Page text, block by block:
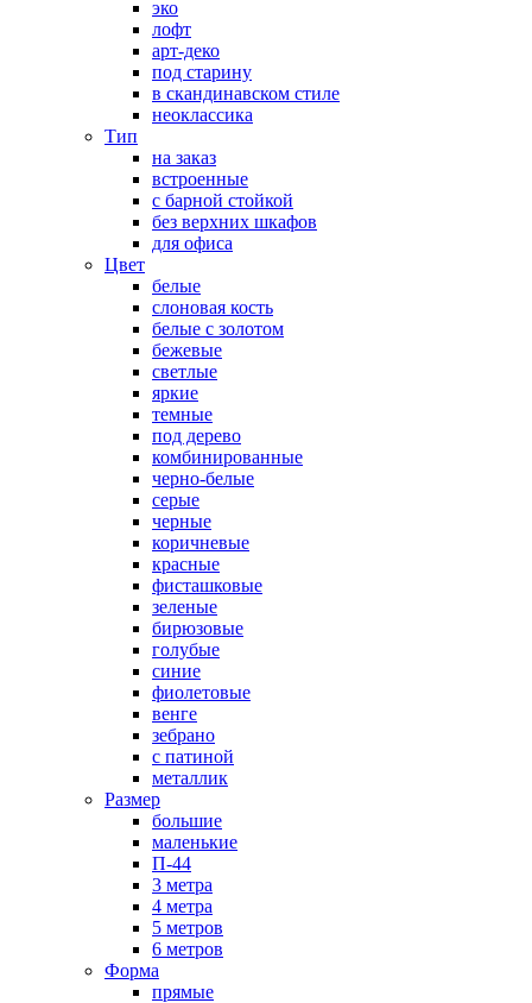
эко
лофт
арт-деко
под старину
в скандинавском стиле
неоклассика
Тип
на заказ
встроенные
с барной стойкой
без верхних шкафов
для офиса
Цвет
белые
слоновая кость
белые с золотом
бежевые
светлые
яркие
темные
под дерево
комбинированные
черно-белые
серые
черные
коричневые
красные
фисташковые
зеленые
бирюзовые
голубые
синие
фиолетовые
венге
зебрано
с патиной
металлик
Размер
большие
маленькие
П-44
3 метра
4 метра
5 метров
6 метров
Форма
прямые